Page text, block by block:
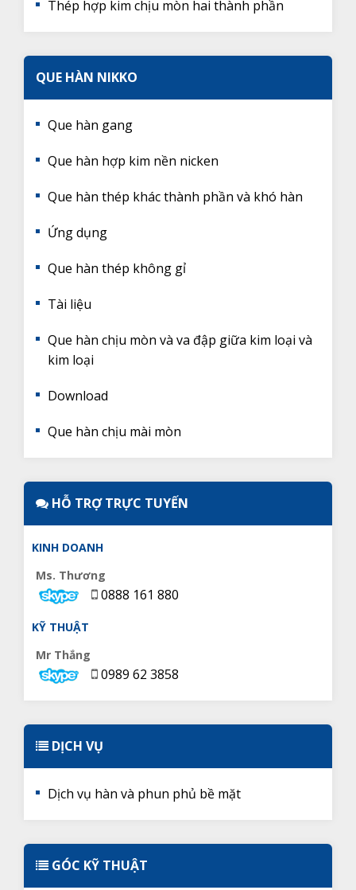
Thép hợp kim chịu mòn hai thành phần
QUE HÀN NIKKO
Que hàn gang
Que hàn hợp kim nền nicken
Que hàn thép khác thành phần và khó hàn
Ứng dụng
Que hàn thép không gỉ
Tài liệu
Que hàn chịu mòn và va đập giữa kim loại và
kim loại
Download
Que hàn chịu mài mòn
HỖ TRỢ TRỰC TUYẾN
KINH DOANH
Ms. Thương
0888 161 880
KỸ THUẬT
Mr Thắng
0989 62 3858
DỊCH VỤ
Dịch vụ hàn và phun phủ bề mặt
GÓC KỸ THUẬT